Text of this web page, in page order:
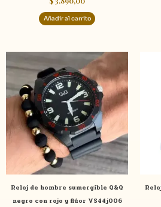
Añadir al carrito
Reloj de hombre sumergible Q&Q
negro con rojo y flúor VS44j006